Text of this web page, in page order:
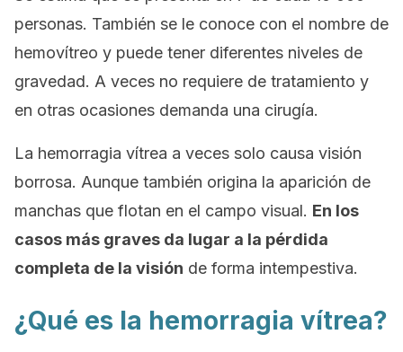
personas. También se le conoce con el nombre de
hemovítreo y puede tener diferentes niveles de
gravedad. A veces no requiere de tratamiento y
en otras ocasiones demanda una cirugía.
La hemorragia vítrea a veces solo causa visión
borrosa. Aunque también origina la aparición de
manchas que flotan en el campo visual. En los
casos más graves da lugar a la pérdida
completa de la visión de forma intempestiva.
¿Qué es la hemorragia vítrea?